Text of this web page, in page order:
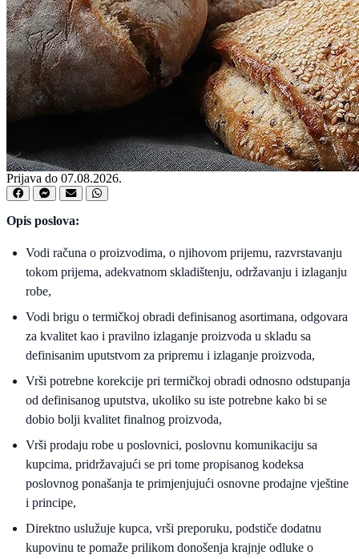
Prijava do 07.08.2026.
Opis poslova:
Vodi računa o proizvodima, o njihovom prijemu, razvrstavanju
tokom prijema, adekvatnom skladištenju, održavanju i izlaganju
robe,
Vodi brigu o termičkoj obradi definisanog asortimana, odgovara
za kvalitet kao i pravilno izlaganje proizvoda u skladu sa
definisanim uputstvom za pripremu i izlaganje proizvoda,
Vrši potrebne korekcije pri termičkoj obradi odnosno odstupanja
od definisanog uputstva, ukoliko su iste potrebne kako bi se
dobio bolji kvalitet finalnog proizvoda,
Vrši prodaju robe u poslovnici, poslovnu komunikaciju sa
kupcima, pridržavajući se pri tome propisanog kodeksa
poslovnog ponašanja te primjenjujući osnovne prodajne vještine
i principe,
Direktno uslužuje kupca, vrši preporuku, podstiče dodatnu
kupovinu te pomaže prilikom donošenja krajnje odluke o